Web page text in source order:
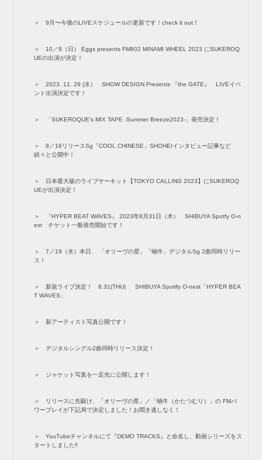
9月〜今後のLIVEスケジュールの更新です！check it out！
10／8（日） Eggs presents FM802 MINAMI WHEEL 2023 にSUKEROQ
UEの出演が決定！
2023. 11. 29 (水） SHOW DESIGN Presents 『the GATE』 LIVEイベ
ント出演決定です！
「SUKEROQUE's MIX TAPE -Summer Breeze2023-」発売決定！
8／16リリースSg『COOL CHINESE」SHOHEIインタビュー記事など
続々と公開中！
日本最大級のライブサーキット【TOKYO CALLING 2023】にSUKEROQ
UEが出演決定！
『HYPER BEAT WAVES』 2023年8月31日（木） SHIBUYA Spotfy O-n
est チケット一般発売開始です！
7／19（水）本日、 「オリーヴの星」「蝸牛」デジタルSg 2曲同時リリー
ス！
新規ライブ決定！ 8.31(THU) SHIBUYA Spotify O-nest「HYPER BEA
T WAVES」
新アーティスト写真公開です！
デジタルシングル2曲同時リリース決定！
ジャケット写真を一足先に公開します！
リリースに先駆け、「オリーヴの星」／「蝸牛（かたつむり）」の FMパ
ワープレイが下記局で決定しました！お聞き逃しなく！
YouTubeチャンネルにて『DEMO TRACKS』と命名し、動画シリーズをス
タートしました‼️